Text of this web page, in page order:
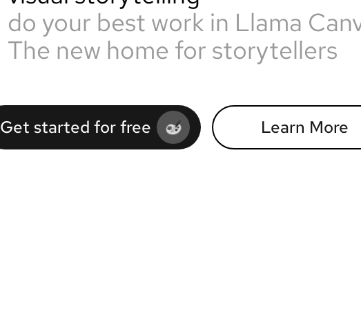
do your best work in Llama
The new home for storytellers
Get started for free Learn More